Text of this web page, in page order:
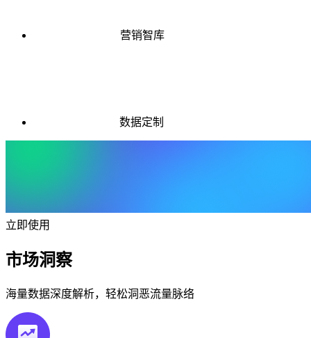
营销智库
数据定制
立即使用
市场洞察
海量数据深度解析，轻松洞恶流量脉络